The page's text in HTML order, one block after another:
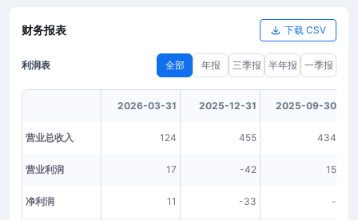
财务报表 下载 CSV
利润表 全部 年报 三季报 半年报 一季报
2026-03-31 2025-12-31 2025-09-30
营业总收入 124 455 434
营业利润 17 -42 15
净利润 11 -33 -